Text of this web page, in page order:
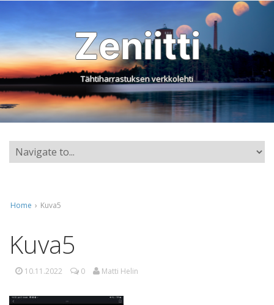
Zeniitti
Tähtiharrastuksen verkkolehti
Home › Kuva5
Kuva5
10.11.2022 0 Matti Helin